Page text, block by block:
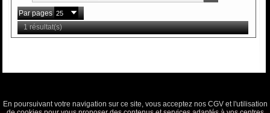
Par pages
1 résultat(s)
En poursuivant votre navigation sur ce site, vous acceptez nos CGV et l'utilisation